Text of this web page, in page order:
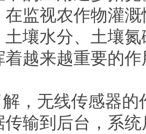
在监视农作物灌
土壤水分、土壤
着越来越重要的作
无线传感器的
传输到后台，系